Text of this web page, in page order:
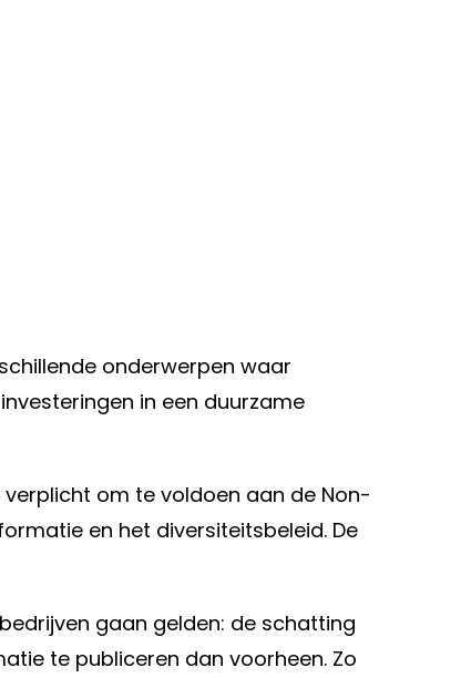
onderwerpen waar
in een duurzame
om te voldoen aan de Non-
en het diversiteitsbeleid. De
gaan gelden: de schatting
te publiceren dan voorheen. Zo